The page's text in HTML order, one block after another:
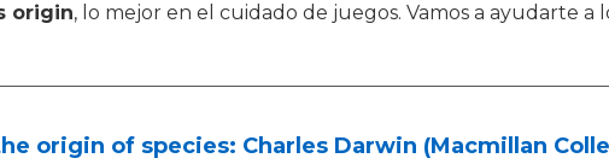
origin, lo mejor en el cuidado de juegos. Vamos a ayudarte
origin of species: Charles Darwin (Macmillan